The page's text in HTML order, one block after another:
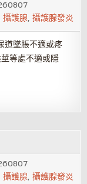
攝護腺,攝護腺發炎
道墜脹不適或疼
等處不適或隱
攝護腺,攝護腺發炎